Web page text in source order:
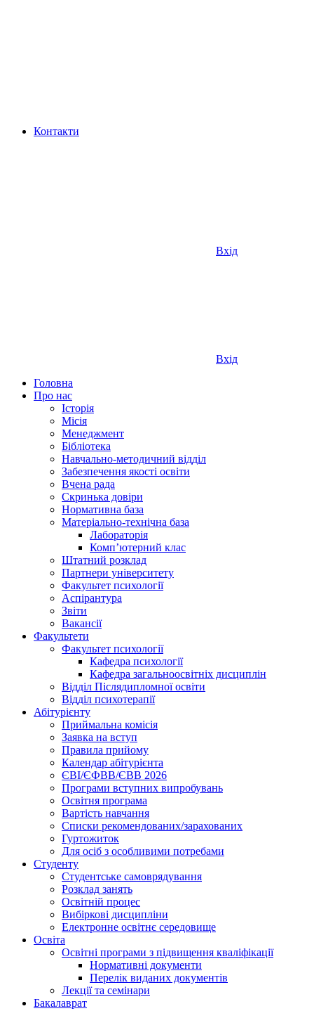
Контакти
Вхід
Вхід
Головна
Про нас
Історія
Місія
Менеджмент
Бібліотека
Навчально-методичний відділ
Забезпечення якості освіти
Вчена рада
Скринька довіри
Нормативна база
Матеріально-технічна база
Лабораторія
Компʼютерний клас
Штатний розклад
Партнери університету
Факультет психології
Аспірантура
Звіти
Вакансії
Факультети
Факультет психології
Кафедра психології
Кафедра загальноосвітніх дисциплін
Відділ Післядипломної освіти
Відділ психотерапії
Абітурієнту
Приймальна комісія
Заявка на вступ
Правила прийому
Календар абітурієнта
ЄВІ/ЄФВВ/ЄВВ 2026
Програми вступних випробувань
Освітня програма
Вартість навчання
Списки рекомендованих/зарахованих
Гуртожиток
Для осіб з особливими потребами
Студенту
Студентське самоврядування
Розклад занять
Освітній процес
Вибіркові дисципліни
Електронне освітнє середовище
Освіта
Освітні програми з підвищення кваліфікації
Нормативні документи
Перелік виданих документів
Лекції та семінари
Бакалаврат